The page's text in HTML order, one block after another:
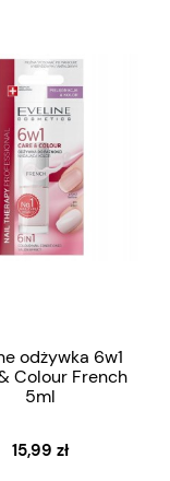
odżywka 6w1
Colour French
5ml
15,99 zł